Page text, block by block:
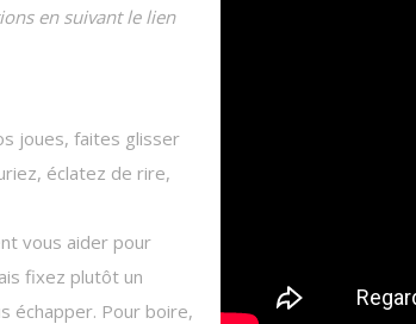
en suivant le lien
joues, faites glisser
éclatez de rire,
vous aider pour
fixez plutôt un
échapper. Pour boire,